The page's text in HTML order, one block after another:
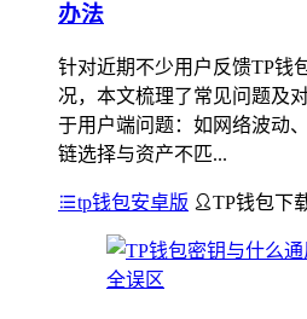
办法
针对近期不少用户反馈TP钱
况，本文梳理了常见问题及
于用户端问题：如网络波动
链选择与资产不匹...
tp钱包安卓版 TP钱包下